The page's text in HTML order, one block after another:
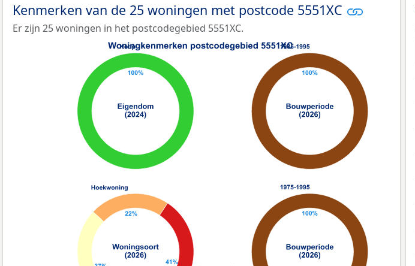
Kenmerken van de 25 woningen met postcode 5551XC
Er zijn 25 woningen in het postcodegebied 5551XC.